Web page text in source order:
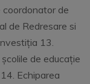
coordonator de
de Redresare si
13.
de educație
Echiparea